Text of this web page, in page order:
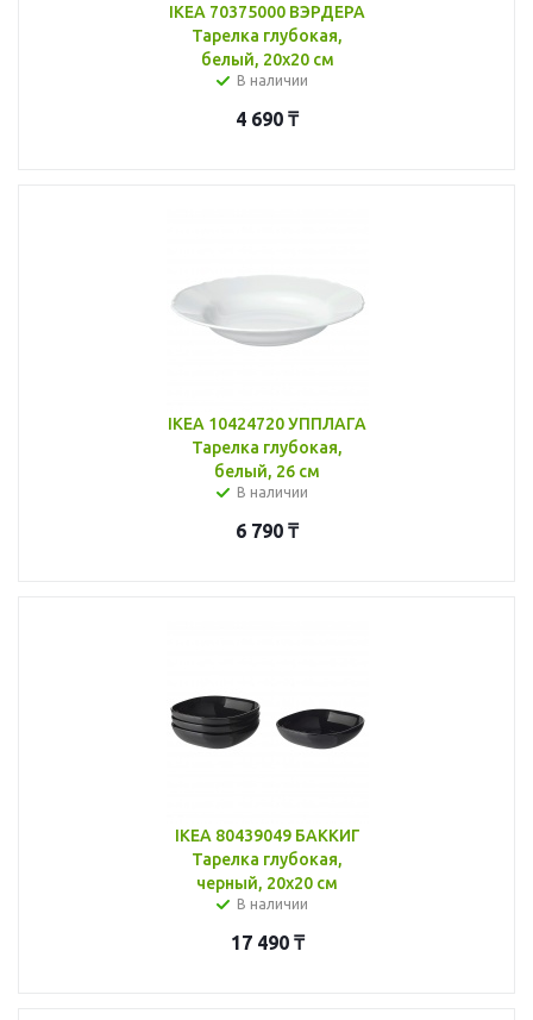
IKEA 70375000 ВЭРДЕРА
Тарелка глубокая,
белый, 20x20 см
В наличии
4 690 ₸
IKEA 10424720 УППЛАГА
Тарелка глубокая,
белый, 26 см
В наличии
6 790 ₸
IKEA 80439049 БАККИГ
Тарелка глубокая,
черный, 20x20 см
В наличии
17 490₸